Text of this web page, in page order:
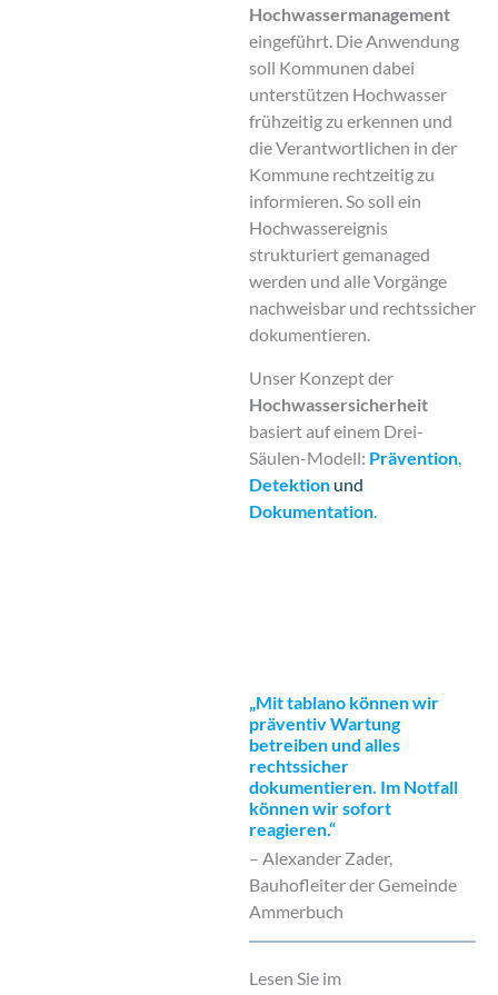
Hochwassermanagement
eingeführt. Die Anwendung
soll Kommunen dabei
unterstützen Hochwasser
frühzeitig zu erkennen und
die Verantwortlichen in der
Kommune rechtzeitig zu
informieren. So soll ein
Hochwassereignis
strukturiert gemanaged
werden und alle Vorgänge
nachweisbar und rechtssicher
dokumentieren.
Unser Konzept der
Hochwassersicherheit
basiert auf einem Drei-
Säulen-Modell: Prävention,
Detektion und
Dokumentation.
„Mit tablano können wir
präventiv Wartung
betreiben und alles
rechtssicher
dokumentieren. Im Notfall
können wir sofort
reagieren.“
– Alexander Zader,
Bauhofleiter der Gemeinde
Ammerbuch
Lesen Sie im